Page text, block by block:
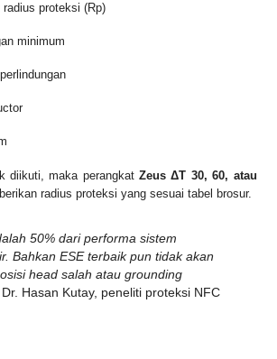
radius proteksi (Rp)
minimum
diikuti, maka perangkatZeus ΔT 30, 60, atau
radius proteksi yang sesuai tabel brosur.
50% dari performa sistem
Bahkan ESE terbaik pun tidak akan
head salah atau grounding
Hasan Kutay, peneliti proteksi NFC